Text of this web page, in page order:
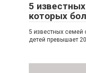
5
которых
5 известных семей
детей превышает